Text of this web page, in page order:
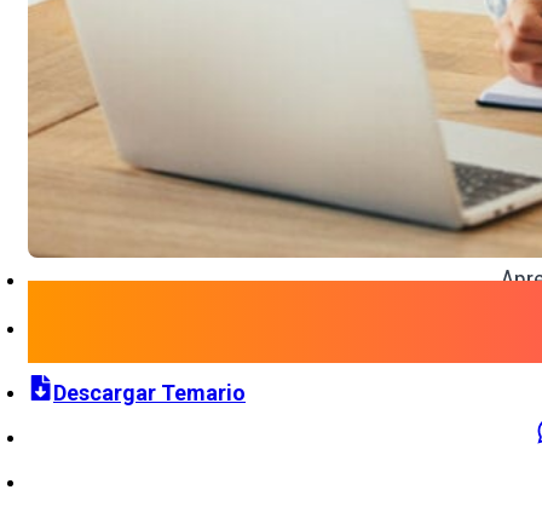
Descargar Temario